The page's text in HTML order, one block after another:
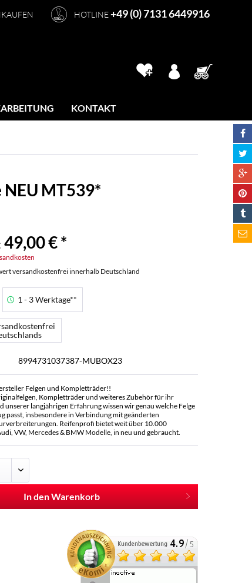
HOTLINE+49 (0) 7131 6449916
KONTAKT
MT539*
49,00 € *
versandkostenfrei innerhalb Deutschland
1 - 3 Werktage**
8994731037387-MUBOX23
Felgen und Kompletträder!!
Kompletträder und weiteres Zubehör für ihr
unserer langjährigen Erfahrung wissen wir genau welche Felge
passt, insbesondere in Verbindung mit geänderten
Reifenprofi bietet weit über 10.000
VW, Mercedes & BMW Modelle, in neu und gebraucht.
In den Warenkorb